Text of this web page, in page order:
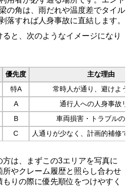
の角は、雨だれや温度差でタイル
落すれば人身事故に直結します。
と、次のようなイメージになり
優先度
主な理由
特A
常時人が通り、避けよう
A
通行人への人身事故リ
B
車両損害・トラブルの長
C 人通りが少なく、計画的補修で
は、まずこの3エリアを写真に
やクレーム履歴と照らし合わせ
りの際に優先順位をつけやすく